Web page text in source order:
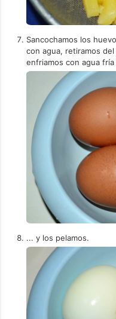
Sancochamos los
con agua, retiramos
enfriamos con agua
... y los pelamos.